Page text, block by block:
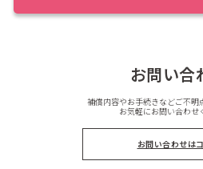
お問い合
補償内容やお手続きなどご不明
お気軽にお問い合わせ
お問い合わせは